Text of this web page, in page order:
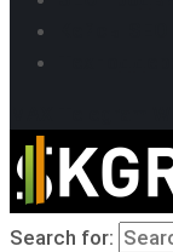
Search for: